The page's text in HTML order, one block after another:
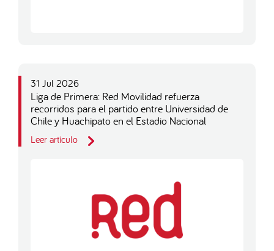
31 Jul 2026
Liga de Primera: Red Movilidad refuerza
recorridos para el partido entre Universidad de
Chile y Huachipato en el Estadio Nacional
Leer artículo